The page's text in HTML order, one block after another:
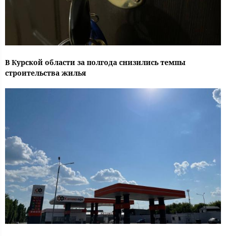
В Курской области за полгода снизились темпы
строительства жилья